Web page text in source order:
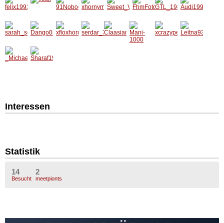
Interessen
Statistik
14
Besucht
2
meetpionts